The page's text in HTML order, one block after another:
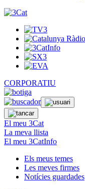
CORPORATIU
El meu 3Cat
La meva llista
El meu 3CatInfo
Els meus temes
Les meves firmes
Notícies guardades